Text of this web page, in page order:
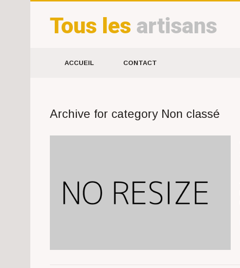
Tous les artisans
ACCUEIL CONTACT
Archive for category Non classé